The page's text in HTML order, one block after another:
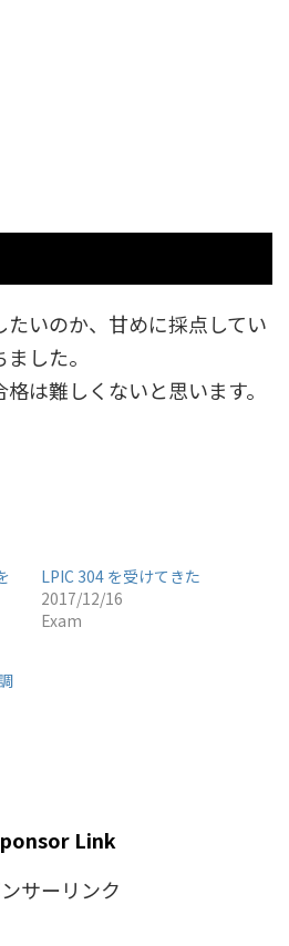
いのか、甘めに採点してい
した。
は難しくないと思います。
LPIC 304 を受けてきた
2017/12/16
Exam
Link
サーリンク